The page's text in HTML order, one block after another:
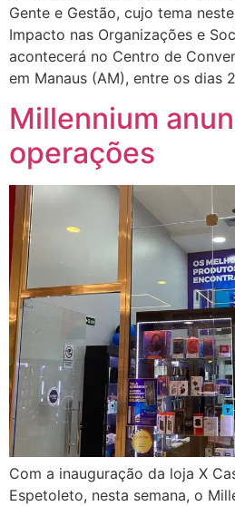
Gente e Gestão, cujo tema neste
Impacto nas Organizações e
acontecerá no Centro de
em Manaus (AM), entre os dias
Millennium
operações
Com a inauguração da loja X
Espetoleto, nesta semana, o